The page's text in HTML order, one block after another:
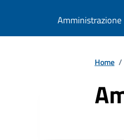
Amministrazione
Home /